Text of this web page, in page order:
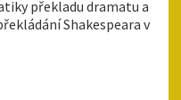
překladu dramatu a
Shakespeara v